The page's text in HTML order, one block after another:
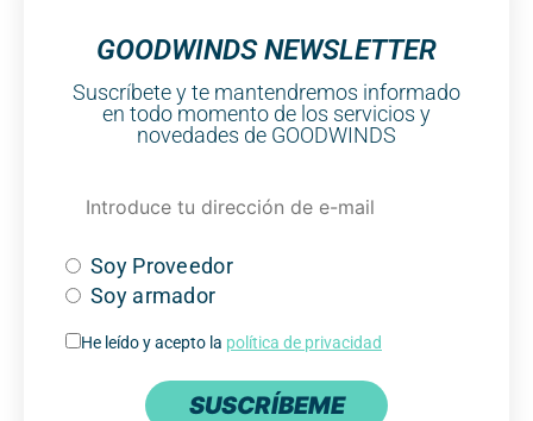
GOODWINDS NEWSLETTER
Suscríbete y te mantendremos informado
en todo momento de los servicios y
novedades de GOODWINDS
Soy Proveedor
Soy armador
He leído y acepto la política de privacidad
SUSCRÍBEME